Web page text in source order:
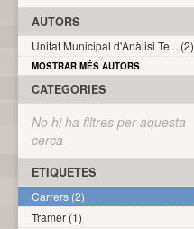
AUTORS
Unitat Municipal d'Anàlisi Te... (2)
MOSTRAR MÉS AUTORS
CATEGORIES
No hi ha filtres per aquesta
cerca
ETIQUETES
Carrers (2)
Tramer (1)